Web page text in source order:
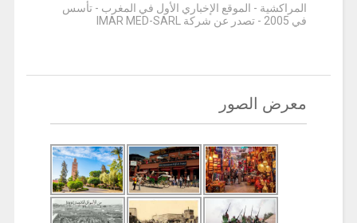
المراكشية - الموقع الإخباري الأول في المغرب - تأسس
في 2005 - تصدر عن شركة IMAR MED-SARL
معرض الصور